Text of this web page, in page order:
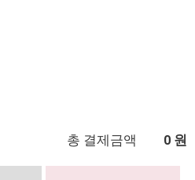
총 결제금액 0 원